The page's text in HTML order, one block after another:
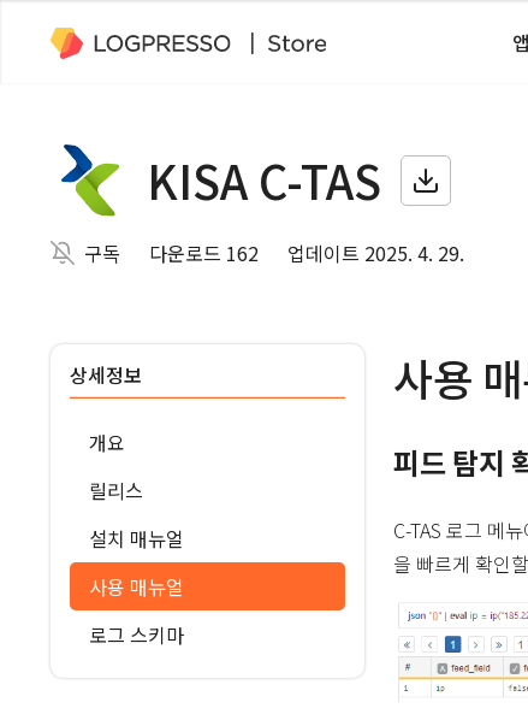
앱
KISA C-TAS
구독 다운로드 162 업데이트 2025. 4. 29.
상세정보
개요
릴리스
설치 매뉴얼
사용 매뉴얼
로그 스키마
사용
피드 탐지
C-TAS 로그 메
을 빠르게 확인